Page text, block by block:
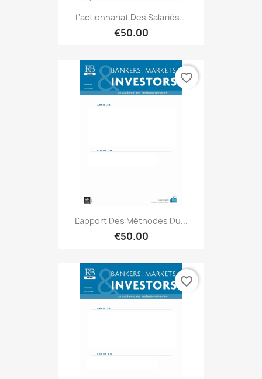
L'actionnariat Des Salariés...
€50.00
L'apport Des Méthodes Du...
€50.00
favorite_border
favorite_border